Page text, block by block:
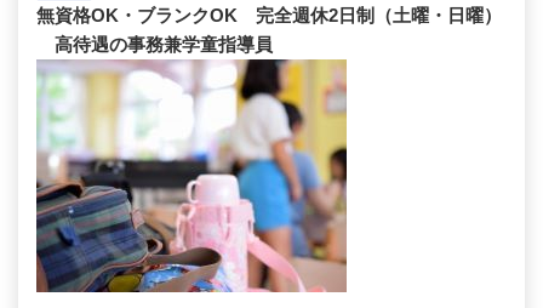
無資格OK・ブランクOK 完全週休2日制（土曜・日曜）
高待遇の事務兼学童指導員